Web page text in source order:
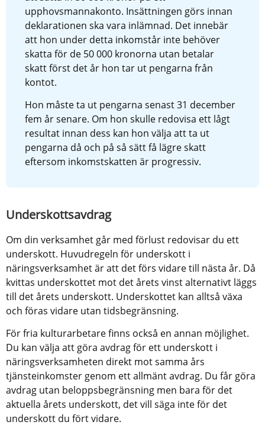
upphovsmannakonto. Insättningen görs innan
deklarationen ska vara inlämnad. Det innebär
att hon under detta inkomstår inte behöver
skatta för de 50 000 kronorna utan betalar
skatt först det år hon tar ut pengarna från
kontot.
Hon måste ta ut pengarna senast 31 december
fem år senare. Om hon skulle redovisa ett lågt
resultat innan dess kan hon välja att ta ut
pengarna då och på så sätt få lägre skatt
eftersom inkomstskatten är progressiv.
Underskottsavdrag
Om din verksamhet går med förlust redovisar du ett
underskott. Huvudregeln för underskott i
näringsverksamhet är att det förs vidare till nästa år. Då
kvittas underskottet mot det årets vinst alternativt läggs
till det årets underskott. Underskottet kan alltså växa
och föras vidare utan tidsbegränsning.
För fria kulturarbetare finns också en annan möjlighet.
Du kan välja att göra avdrag för ett underskott i
näringsverksamheten direkt mot samma års
tjänsteinkomster genom ett allmänt avdrag. Du får göra
avdrag utan beloppsbegränsning men bara för det
aktuella årets underskott, det vill säga inte för det
underskott du fört vidare.